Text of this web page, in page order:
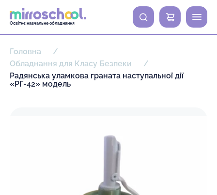
Освітнє навчальне обладнання
0
Головна
Обладнання для Класу Безпеки
Радянська уламкова граната наступальної дії
«РГ-42» модель